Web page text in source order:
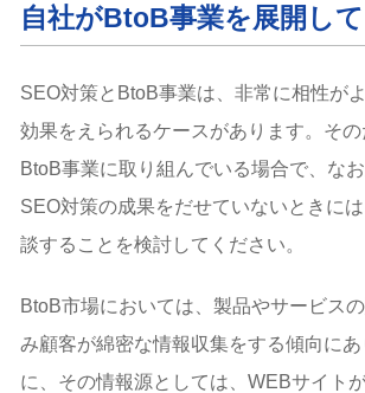
自社がBtoB事業を展開し
SEO対策とBtoB事業は、非常に相性が
効果をえられるケースがあります。そ
BtoB事業に取り組んでいる場合で、な
SEO対策の成果をだせていないときに
談することを検討してください。
BtoB市場においては、製品やサービス
み顧客が綿密な情報収集をする傾向にあ
に、その情報源としては、WEBサイト